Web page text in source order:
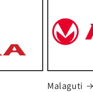
Malaguti